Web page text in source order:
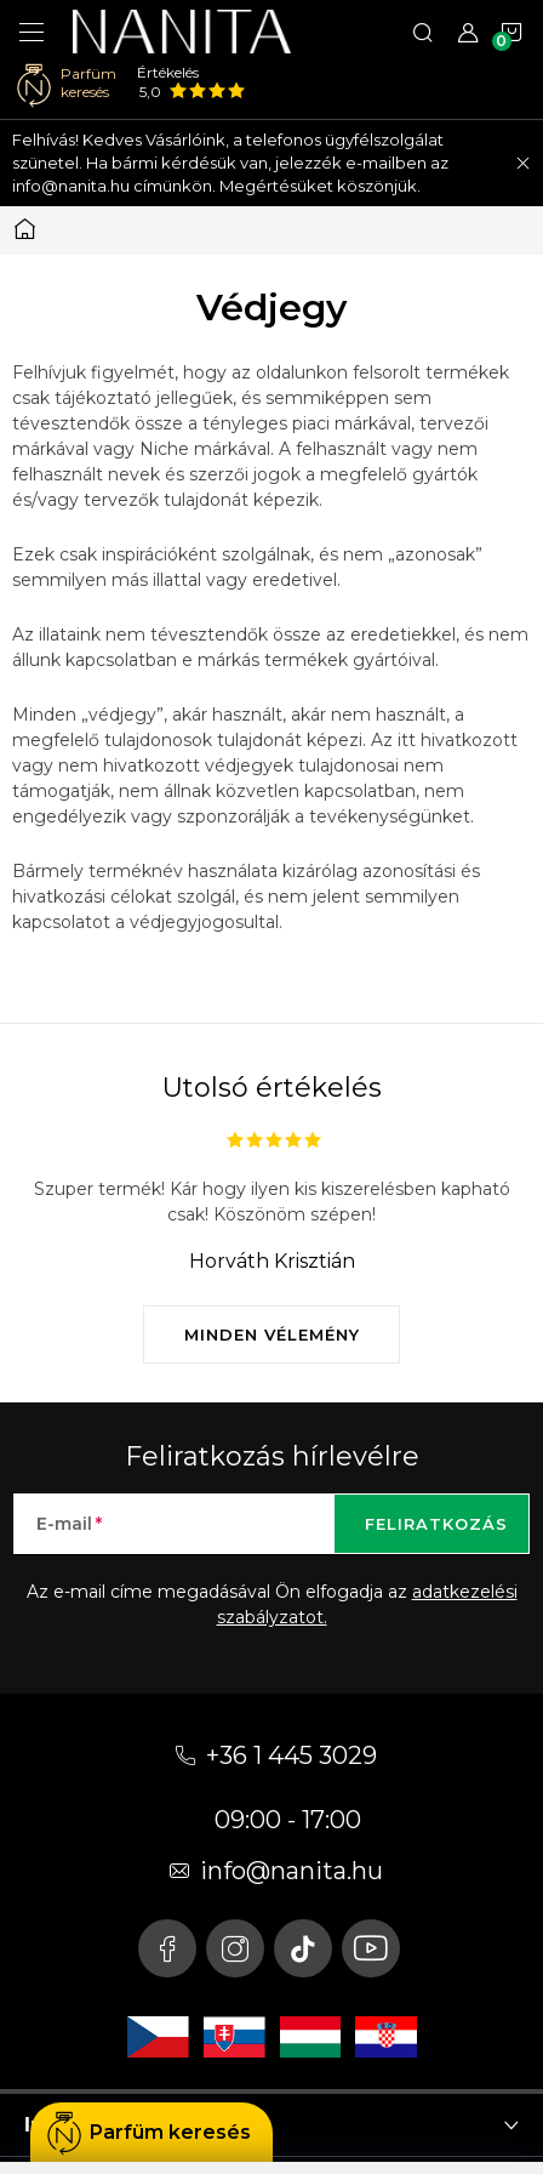
Ugrás
fő
tartalomhoz
Parfüm
keresés
Értékelés
5,0
Felhívás! Kedves Vásárlóink, a telefonos ügyfélszolgálat
szünetel. Ha bármi kérdésük van, jelezzék e-mailben az
info@nanita.hu címünkön. Megértésüket köszönjük.
Kezdőlap
Védjegy
Felhívjuk figyelmét, hogy az oldalunkon felsorolt termékek
csak tájékoztató jellegűek, és semmiképpen sem
tévesztendők össze a tényleges piaci márkával, tervezői
márkával vagy Niche márkával. A felhasznált vagy nem
felhasznált nevek és szerzői jogok a megfelelő gyártók
és/vagy tervezők tulajdonát képezik.
Ezek csak inspirációként szolgálnak, és nem „azonosak”
semmilyen más illattal vagy eredetivel.
Az illataink nem tévesztendők össze az eredetiekkel, és nem
állunk kapcsolatban e márkás termékek gyártóival.
Minden „védjegy”, akár használt, akár nem használt, a
megfelelő tulajdonosok tulajdonát képezi. Az itt hivatkozott
vagy nem hivatkozott védjegyek tulajdonosai nem
támogatják, nem állnak közvetlen kapcsolatban, nem
engedélyezik vagy szponzorálják a tevékenységünket.
Bármely terméknév használata kizárólag azonosítási és
hivatkozási célokat szolgál, és nem jelent semmilyen
kapcsolatot a védjegyjogosultal.
Utolsó értékelés
MINDEN VÉLEMÉNY
Szuper termék! Kár hogy ilyen kis kiszerelésben kapható
csak! Köszönöm szépen!
Horváth Krisztián
Feliratkozás hírlevélre
E-mail
Az e-mail címe megadásával Ön elfogadja az adatkezelési
szabályzatot.
FELIRATKOZÁS
+36 1 445 3029
09:00 - 17:00
info@nanita.hu
InstagramParfüm keresés